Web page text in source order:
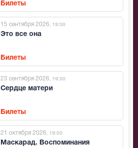
Билеты
Это все она
15 сентября 2026 , 19:00
Билеты
Сердце матери
23 сентября 2026 , 19:00
Билеты
Маскарад. Воспоминания
21 октября 2026 , 19:00